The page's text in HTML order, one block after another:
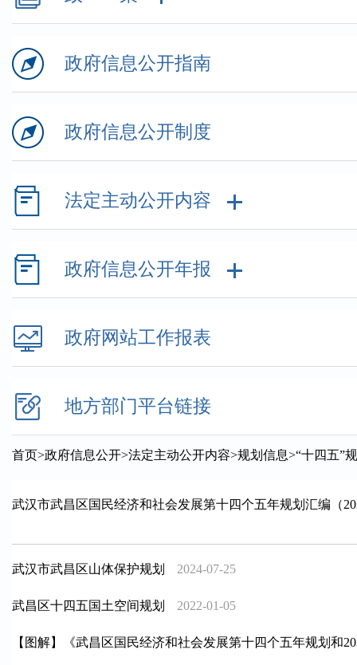
政府信息公开指南
政府信息公开制度
法定主动公开内容
政府信息公开年报
政府网站工作报表
地方部门平台链接
首页>政府信息公开>法定主动公开内容>规划信息>“十四五”
武汉市武昌区国民经济和社会发展第十四个五年规划汇编（
武汉市武昌区山体保护规划 2024-07-25
武昌区十四五国土空间规划 2022-01-05
【图解】《武昌区国民经济和社会发展第十四个五年规划和